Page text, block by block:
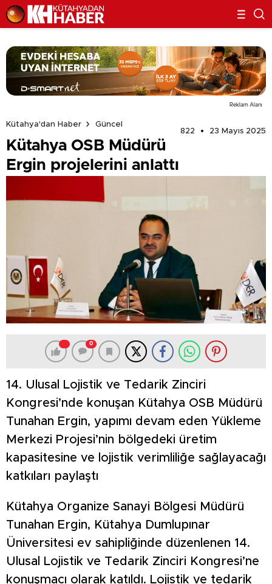
Reklam Alanı
Kütahya'dan Haber
Güncel
822
23 Mayıs 2025
Kütahya OSB Müdürü
Ergin projelerini anlattı
0
14. Ulusal Lojistik ve Tedarik Zinciri
Kongresi’nde konuşan Kütahya OSB Müdürü
Tunahan Ergin, yapımı devam eden Yükleme
Merkezi Projesi’nin bölgedeki üretim
kapasitesine ve lojistik verimliliğe sağlayacağı
katkıları paylaştı
Kütahya Organize Sanayi Bölgesi Müdürü
Tunahan Ergin, Kütahya Dumlupınar
Üniversitesi ev sahipliğinde düzenlenen 14.
Ulusal Lojistik ve Tedarik Zinciri Kongresi’ne
konuşmacı olarak katıldı. Lojistik ve tedarik